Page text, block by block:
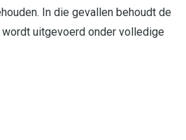
In die gevallen behoudt de
uitgevoerd onder volledige